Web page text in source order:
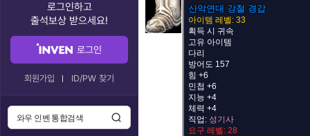
로그인하고
출석보상 받으세요!
로그인
회원가입 ID/PW 찾기
산악연대 강철 경갑
아이템 레벨: 33
획득 시 귀속
고유 아이템
다리
방어도 157
힘 +6
민첩 +6
지능 +4
체력 +4
직업: 성기사
요구 레벨: 28